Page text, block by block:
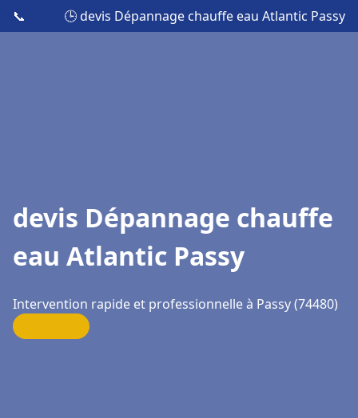
📞 🕒 devis Dépannage chauffe eau Atlantic Passy
devis Dépannage chauffe
eau Atlantic Passy
Intervention rapide et professionnelle à Passy (74480)